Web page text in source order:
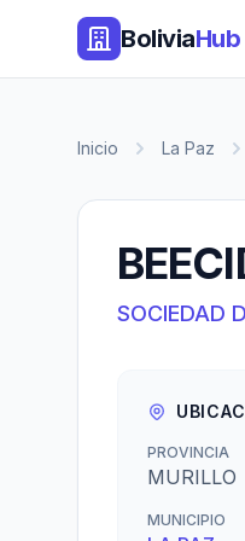
BoliviaHub
Inicio La Paz
SOCIEDAD
PROVINCIA
MURILLO
MUNICIPIO